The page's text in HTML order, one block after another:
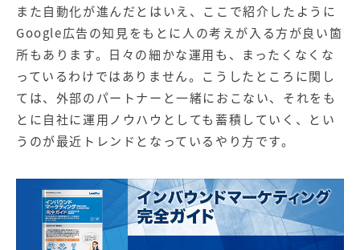
また自動化が進んだとはいえ、ここで紹介したように
Google広告の知見をもとに人の考えが入る方が良い箇
所もあります。日々の細かな運用も、まったくなくな
っているわけではありません。こうしたところに関し
ては、外部のパートナーと一緒におこない、それをも
とに自社に運用ノウハウとしても蓄積していく、とい
うのが最近トレンドとなっているやり方です。